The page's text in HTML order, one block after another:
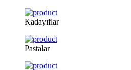
Kadayıflar
Pastalar